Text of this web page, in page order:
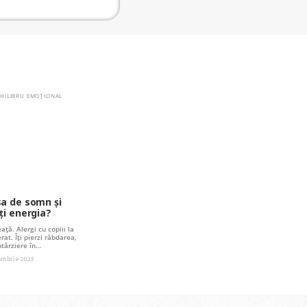
EMOȚIONAL
de somn și
energia?
Alergi cu copiii la
Îți pierzi răbdarea,
în…
2023